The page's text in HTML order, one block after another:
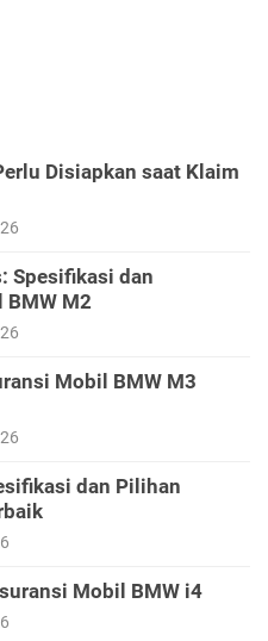
Disiapkan saat Klaim
Spesifikasi dan
M2
Mobil BMW M3
dan Pilihan
Mobil BMW i4